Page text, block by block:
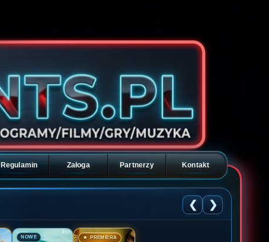
Regulamin Załoga Partnerzy Kontakt
❮ ❯
NOWE ★ PREMIERA